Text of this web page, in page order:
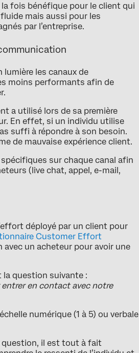
fois bénéfique pour le client qui
mais aussi pour les
par l’entreprise.
les canaux de
moins performants afin de
a utilisé lors de sa première
En effet, si un individu utilise
suffi à répondre à son besoin.
de mauvaise expérience client.
sur chaque canal afin
(live chat, appel, e-mail,
déployé par un client pour
Customer Effort
un acheteur pour avoir une
la question suivante :
entrer en contact avec notre
numérique (1 à 5) ou verbale
question, il est tout à fait